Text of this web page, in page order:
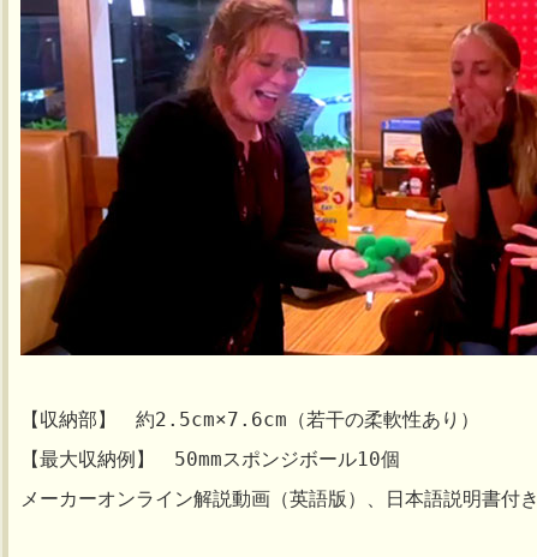
【収納部】 約2.5cm×7.6cm（若干の柔軟性あり）
【最大収納例】 50mmスポンジボール10個
メーカーオンライン解説動画（英語版）、日本語説明書付き